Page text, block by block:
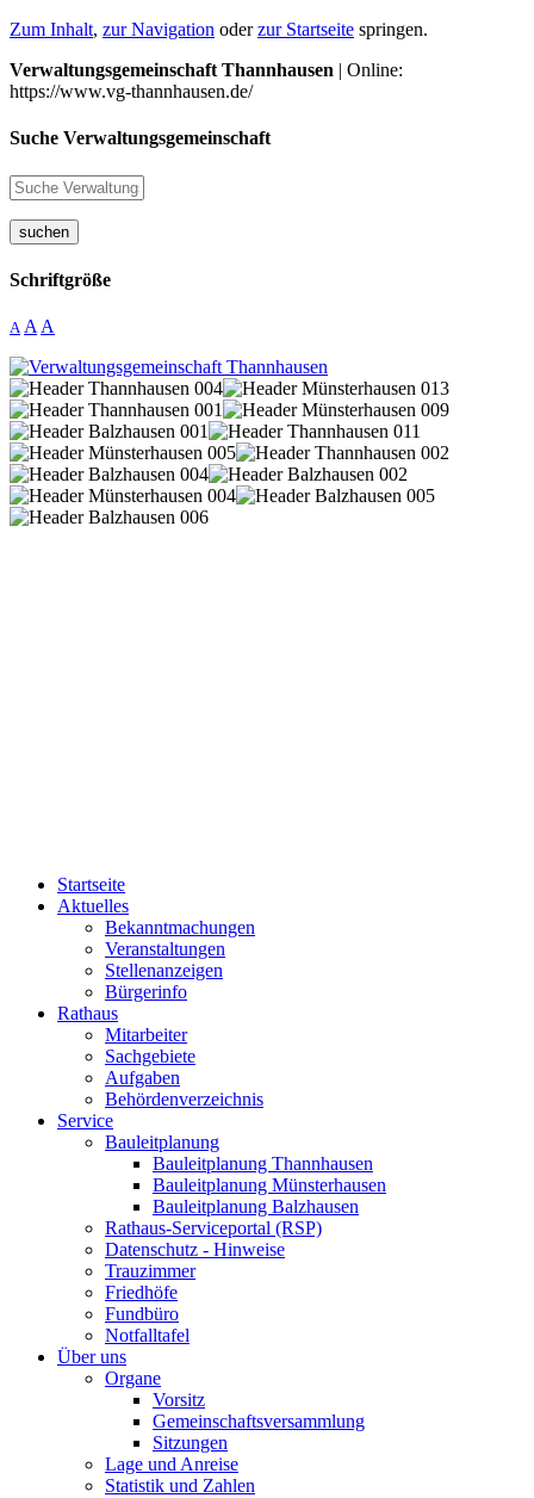
Zum Inhalt, zur Navigation oderzur Startseite springen.
Verwaltungsgemeinschaft Thannhausen | Online:
https://www.vg-thannhausen.de/
Suche Verwaltungsgemeinschaft
suchen
Schriftgröße
A A A
Startseite
Aktuelles
Bekanntmachungen
Veranstaltungen
Stellenanzeigen
Bürgerinfo
Rathaus
Mitarbeiter
Sachgebiete
Aufgaben
Behördenverzeichnis
Service
Bauleitplanung
Bauleitplanung Thannhausen
Bauleitplanung Münsterhausen
Bauleitplanung Balzhausen
Rathaus-Serviceportal (RSP)
Datenschutz - Hinweise
Trauzimmer
Friedhöfe
Fundbüro
Notfalltafel
Über uns
Organe
Vorsitz
Gemeinschaftsversammlung
Sitzungen
Lage und Anreise
Statistik und Zahlen